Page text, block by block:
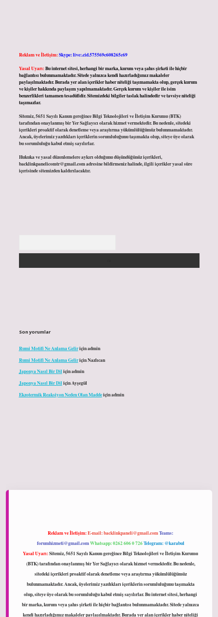
Reklam ve İletişim:Skype: live:.cid.575569c608265c69
Yasal Uyarı:Bu internet sitesi, herhangi bir marka, kurum veya şahıs şirketi ile hiçbir
bağlantısı bulunmamaktadır. Sitede yalnızca kendi hazırladığımız makaleler
paylaşılmaktadır. Burada yer alan içerikler haber niteliği taşımamakta olup, gerçek kurum
ve kişiler hakkında paylaşım yapılmamaktadır. Gerçek kurum ve kişiler ile isim
benzerlikleri tamamen tesadüfidir. Sitemizdeki bilgiler taslak halindedir ve tavsiye niteliği
taşımazlar.
Sitemiz, 5651 Sayılı Kanun gereğince Bilgi Teknolojileri ve İletişim Kurumu (BTK)
tarafından onaylanmış bir Yer Sağlayıcı olarak hizmet vermektedir. Bu nedenle, sitedeki
içerikleri proaktif olarak denetleme veya araştırma yükümlülüğümüz bulunmamaktadır.
Ancak, üyelerimiz yazdıkları içeriklerin sorumluluğunu taşımakta olup, siteye üye olarak
bu sorumluluğu kabul etmiş sayılırlar.
Hukuka ve yasal düzenlemelere aykırı olduğunu düşündüğünüz içerikleri,
backlinkpanelicomtr@gmail.comadresine bildirmeniz halinde, ilgili içerikler yasal süre
içerisinde sitemizden kaldırılacaktır.
Son yorumlar
Rumi Motifi Ne Anlama Geliriçinadmin
Rumi Motifi Ne Anlama GeliriçinNazlıcan
Japonya Nasıl Bir Diliçinadmin
Japonya Nasıl Bir DiliçinAyşegül
Ekzotermik Reaksiyon Neden Olan Maddeiçinadmin
Reklam ve İletişim:E-mail:backlinkpaneli@gmail.comTeams:
forumhizmeti@gmail.comWhatsapp: 0262 606 0 726Telegram: @karabul
Yasal Uyarı:Sitemiz, 5651 Sayılı Kanun gereğince Bilgi Teknolojileri ve İletişim Kurumu
(BTK) tarafından onaylanmış bir Yer Sağlayıcı olarak hizmet vermektedir. Bu nedenle,
sitedeki içerikleri proaktif olarak denetleme veya araştırma yükümlülüğümüz
bulunmamaktadır. Ancak, üyelerimiz yazdıkları içeriklerin sorumluluğunu taşımakta
olup, siteye üye olarak bu sorumluluğu kabul etmiş sayılırlar. Bu internet sitesi, herhangi
bir marka, kurum veya şahıs şirketi ile hiçbir bağlantısı bulunmamaktadır. Sitede yalnızca
kendi hazırladığımız makaleler paylaşılmaktadır. Burada yer alan içerikler haber niteliği